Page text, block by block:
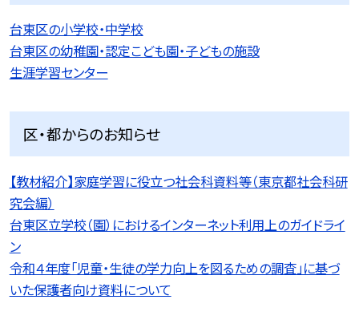
台東区の小学校・中学校
台東区の幼稚園・認定こども園・子どもの施設
生涯学習センター
区・都からのお知らせ
【教材紹介】家庭学習に役立つ社会科資料等（東京都社会科研
究会編）
台東区立学校（園）におけるインターネット利用上のガイドライ
ン
令和４年度「児童・生徒の学力向上を図るための調査」に基づ
いた保護者向け資料について